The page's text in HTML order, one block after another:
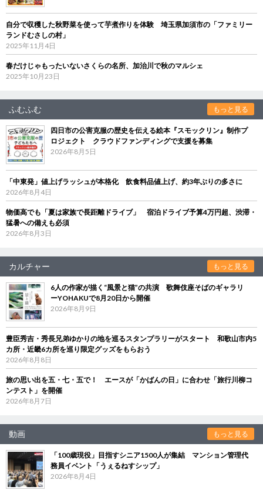
自分で収穫した秋野菜を使って芋煮作りを体験 埼玉県加須市の「ファミリー
ランドむさしの村」
2025年11月4日
春だけじゃもったいないさくらの名所、加治川で秋のマルシェ
2025年10月23日
ふむふむ もっと見る
四日市の公害克服の歴史を伝える絵本『スモックリン』制作プ
ロジェクト クラウドファンディングで支援を募集
2026年8月5日
「中東発」値上げラッシュが本格化 飲食料品値上げ、約3年ぶりの多さに
2026年8月4日
物価高でも「夏は家族で長距離ドライブ」 宿泊ドライブ予算4万円超、渋滞・
猛暑への備えも必須
2026年8月3日
カルチャー もっと見る
6人の作家が描く“風景と猫”の共演 歌舞伎座そばのギャラリ
ーYOHAKUで8月20日から開催
2026年8月9日
豊臣秀吉・秀長兄弟ゆかりの地を巡るスタンプラリーがスタート 和歌山市内5
カ所・近畿6カ所を巡り限定グッズをもらおう
2026年8月8日
旅の思い出を五・七・五で！ エースが「かばんの日」に合わせ「旅行川柳コ
ンテスト」を開催
2026年8月7日
動画 もっと見る
「100歳現役」目指すシニア1500人が集結 マンション管理代
務員イベント「うぇるねすシップ」
2026年8月4日